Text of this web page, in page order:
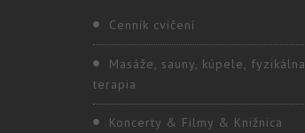
Cenník cvičení
Masáže, sauny, kúpele, fyzikálna
terapia
Koncerty & Filmy & Knižnica